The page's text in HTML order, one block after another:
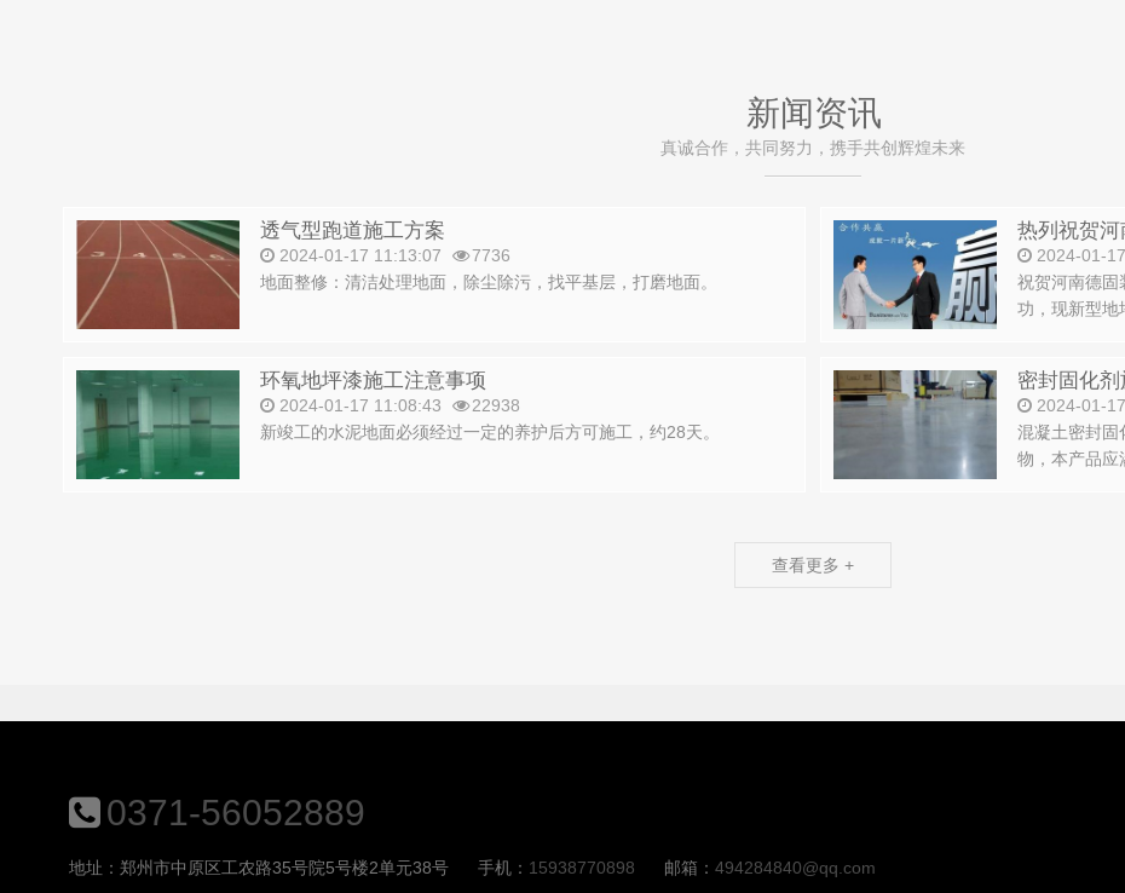
新闻资讯
真诚合作，共同努力，携手共创辉煌未来
透气型跑道施工方案
2024-01-17 11:13:07
7736
地面整修：清洁处理地面，除尘除污，找平基层，打磨地面。
2024-01-
祝贺河南德固
功，现新型地
环氧地坪漆施工注意事项
2024-01-17 11:08:43
22938
新竣工的水泥地面必须经过一定的养护后方可施工，约28天。
密封固化
2024-01-
混凝土密封固
物，本产品应
查看更多 +
0371-56052889
地址：郑州市中原区工农路35号院5号楼2单元38号 手机： 15938770898 邮箱： 494284840@qq.com